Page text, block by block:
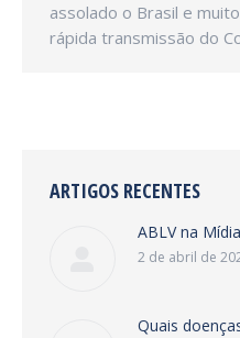
assolado o Brasil e
rápida transmissão do
ARTIGOS RECENTES
ABLV na Mídia
2 de abril de
Quais